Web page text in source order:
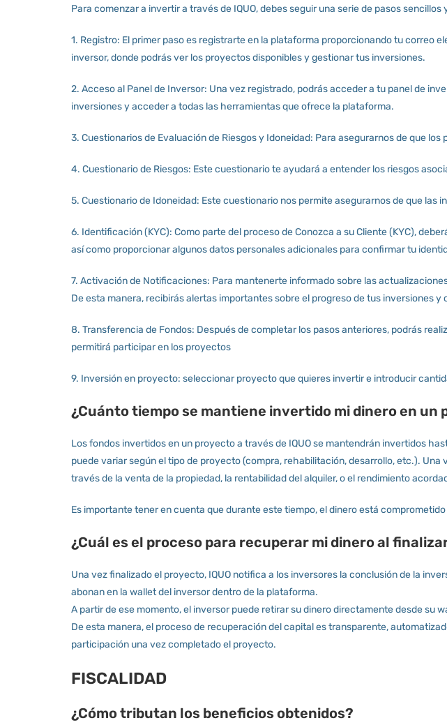
Para comenzar a invertir a través de IQUO, debes seguir una serie de pasos
1. Registro: El primer paso es registrarte en la plataforma proporcionando tu
inversor, donde podrás ver los proyectos disponibles y gestionar tus inversiones.
2. Acceso al Panel de Inversor: Una vez registrado, podrás acceder a tu panel de
inversiones y acceder a todas las herramientas que ofrece la plataforma.
3. Cuestionarios de Evaluación de Riesgos y Idoneidad: Para asegurarnos de que
4. Cuestionario de Riesgos: Este cuestionario te ayudará a entender los riesgos
5. Cuestionario de Idoneidad: Este cuestionario nos permite asegurarnos de que
6. Identificación (KYC): Como parte del proceso de Conozca a su Cliente (KYC),
así como proporcionar algunos datos personales adicionales para confirmar tu
7. Activación de Notificaciones: Para mantenerte informado sobre las
De esta manera, recibirás alertas importantes sobre el progreso de tus inversiones
8. Transferencia de Fondos: Después de completar los pasos anteriores, podrás
permitirá participar en los proyectos
9. Inversión en proyecto: seleccionar proyecto que quieres invertir e introducir
¿Cuánto tiempo se mantiene invertido mi dinero en un
Los fondos invertidos en un proyecto a través de IQUO se mantendrán invertidos
puede variar según el tipo de proyecto (compra, rehabilitación, desarrollo, etc.).
través de la venta de la propiedad, la rentabilidad del alquiler, o el rendimiento
Es importante tener en cuenta que durante este tiempo, el dinero está
¿Cuál es el proceso para recuperar mi dinero al
Una vez finalizado el proyecto, IQUO notifica a los inversores la conclusión de la
abonan en la wallet del inversor dentro de la plataforma.
A partir de ese momento, el inversor puede retirar su dinero directamente desde su
De esta manera, el proceso de recuperación del capital es transparente,
participación una vez completado el proyecto.
FISCALIDAD
¿Cómo tributan los beneficios obtenidos?